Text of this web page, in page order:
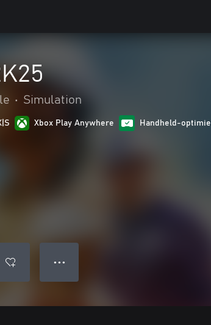
• Simulation
Xbox Play Anywhere Handheld-
● ● ●